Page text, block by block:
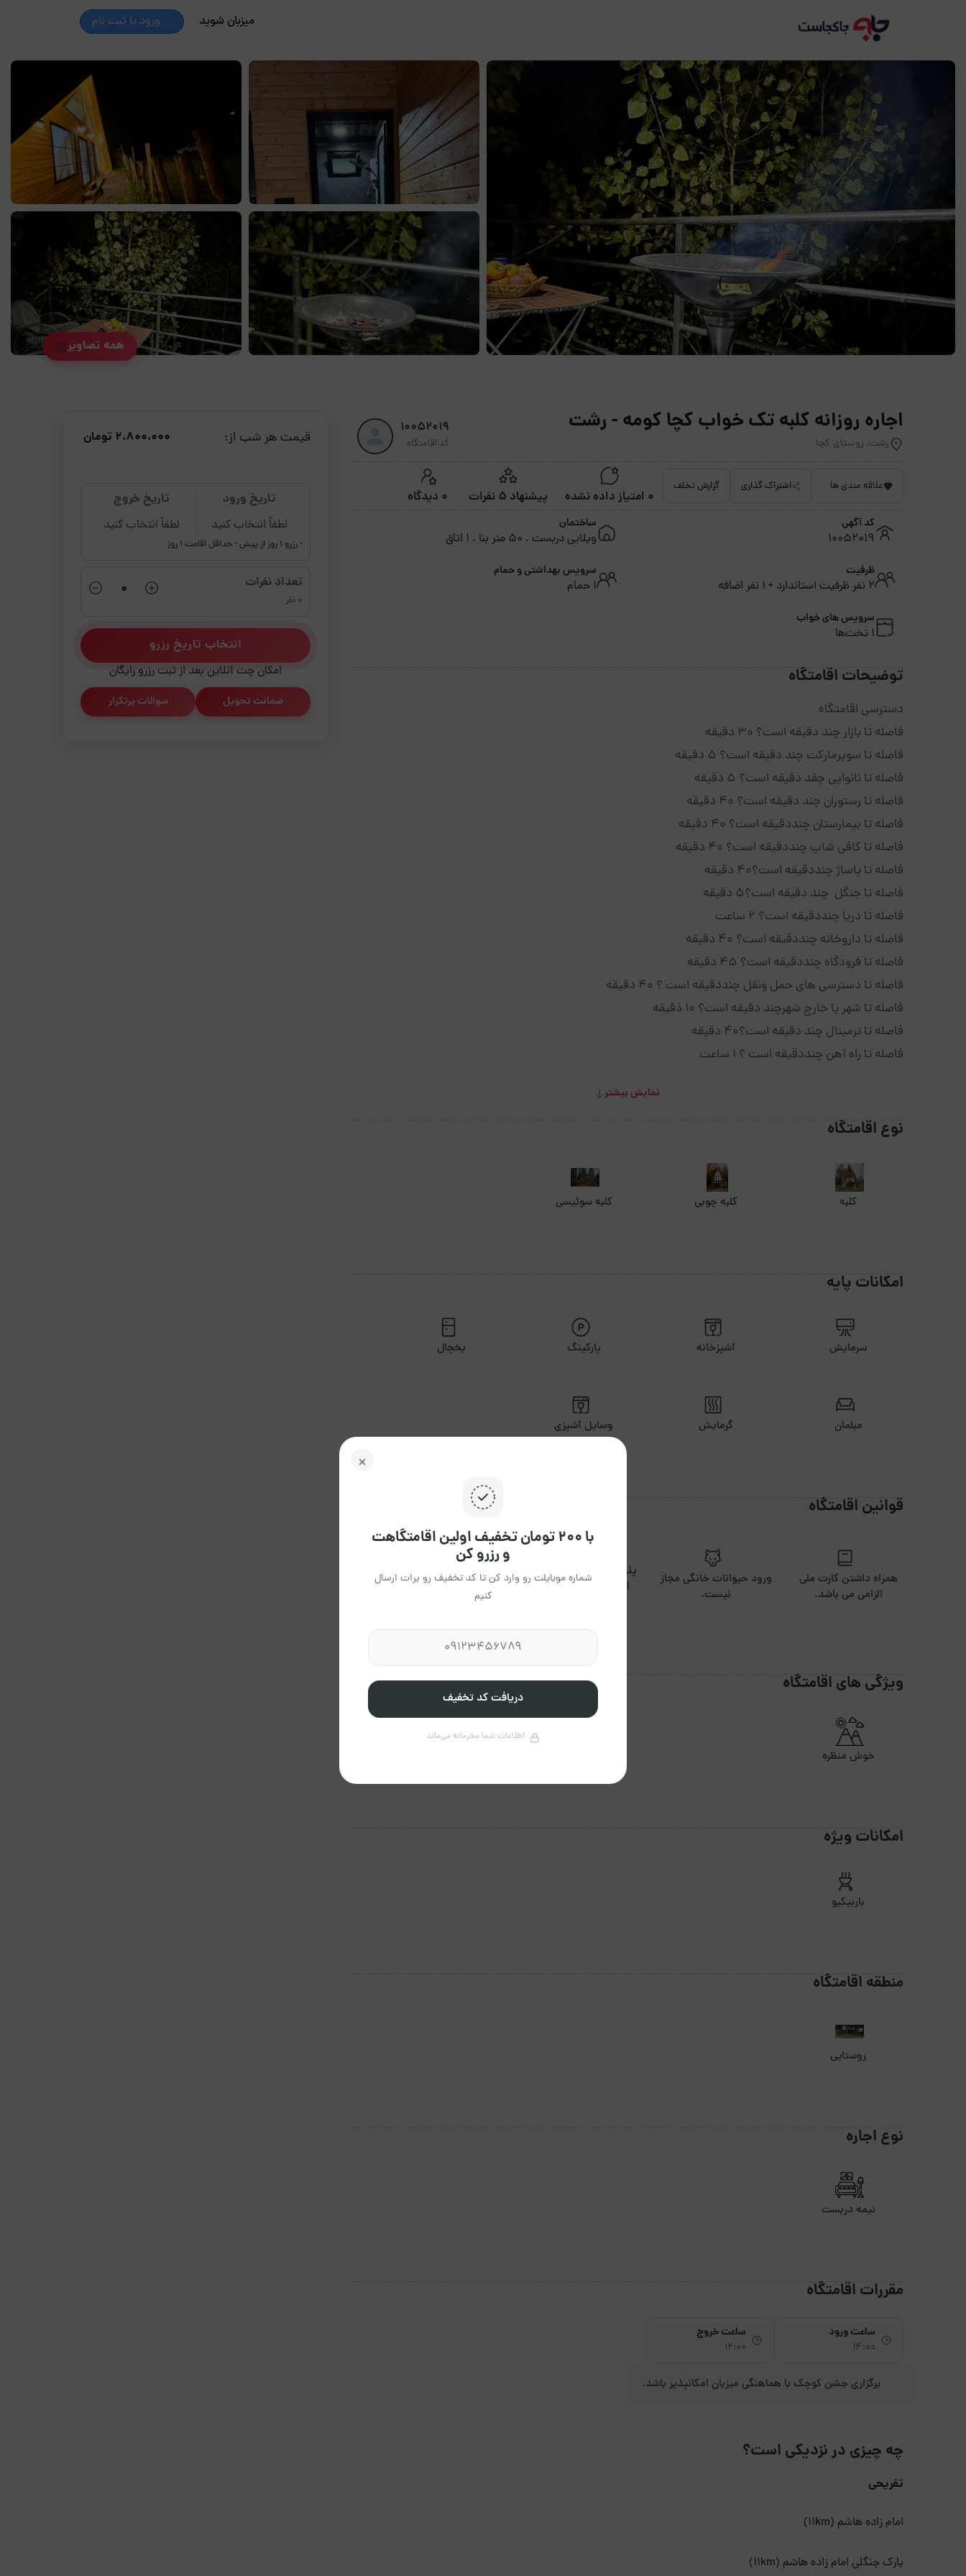
میزبان شوید ورود یا ثبت نام
همه تصاویر
اجاره روزانه کلبه تک خواب کچا کومه - رشت
رشت, روستای کچا
10052019
کد اقامتگاه
علاقه مندی ها اشتراک گذاری گزارش تخلف
0 امتیاز داده نشده پیشنهاد 5 نفرات 0 دیدگاه
کد آگهی
10052019
ساختمان
ویلایی دربست . 50 متر بنا . 1 اتاق
ظرفیت
2 نفر ظرفیت استاندارد + 1 نفر اضافه
سرویس بهداشتی و حمام
1 حمام
سرویس های خواب
1 تخت‌ها
توضیحات اقامتگاه
دسترسی اقامتگاه
فاصله تا بازار چند دقیقه است؟ 30 دقیقه
فاصله تا سوپرمارکت چند دقیقه است؟ 5 دقیقه
فاصله تا نانوایی چقد دقیقه است؟ 5 دقیقه
فاصله تا رستوران چند دقیقه است؟ 40 دقیقه
فاصله تا بیمارستان چنددقیقه است؟ 40 دقیقه
فاصله تا کافی شاپ چنددقیقه است؟ 40 دقیقه
فاصله تا پاساژ چنددقیقه است؟40 دقیقه
فاصله تا جنگل چند دقیقه است؟5 دقیقه
فاصله تا دریا چنددقیقه است؟ 2 ساعت
فاصله تا داروخانه چنددقیقه است؟ 40 دقیقه
فاصله تا فرودگاه چنددقیقه است؟ 45 دقیقه
فاصله تا دسترسی های حمل ونقل چنددقیقه است ؟ 40 دقیقه
فاصله تا شهر یا خارج شهرچند دقیقه است؟ 10 ذقیقه
فاصله تا ترمینال چند دقیقه است؟40 دقیقه
فاصله تا راه آهن چنددقیقه است ؟ 1 ساعت
نمایش بیشتر
نوع اقامتگاه
کلبه کلبه چوبی کلبه سوئیسی
امکانات پایه
سرمایش آشپزخانه پارکینگ یخچال
مبلمان گرمایش وسایل آشپزی
قوانین اقامتگاه
همراه داشتن کارت ملی
الزامی می باشد.
ورود حیوانات خانگی مجاز
نیست.
پذیرش گروه های مجردی
اقایان و خانم ها مجاز
ساعت ورود 14:00 ظهر
ساعت خروج 12:00 ظهر
ویژگی های اقامتگاه
خوش منظره
امکانات ویژه
باربیکیو
منطقه اقامتگاه
روستایی
نوع اجاره
نیمه دربست
مقررات اقامتگاه
ساعت ورود
14:00
ساعت خروج
12:00
برگزاری جشن کوچک با هماهنگی میزبان امکانپذیر باشد.
چه چیزی در نزدیکی است؟
تفریحی
امام زاده هاشم (11km)
پارک جنگلی امام زاده هاشم (11km)
قیمت هر شب از: 2،800،000 تومان
تاریخ ورود
لطفاً انتخاب کنید
تاریخ خروج
لطفاً انتخاب کنید
- رزرو 1 روز از پیش - حداقل اقامت 1 روز
تعداد نفرات
0 نفر
انتخاب تاریخ رزرو
امکان چت آنلاین بعد از ثبت رزرو رایگان
ضمانت تحویل سوالات پرتکرار
با ۲۰۰ تومان تخفیف اولین اقامتگاهت
و رزرو کن
شماره موبایلت رو وارد کن تا کد تخفیف رو برات ارسال
کنیم
دریافت کد تخفیف
اطلاعات شما محرمانه می‌ماند